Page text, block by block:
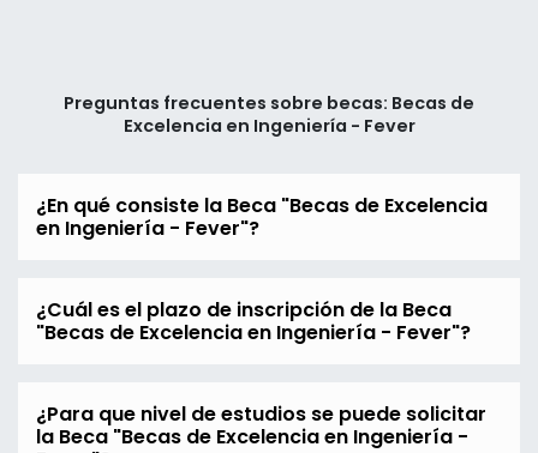
Preguntas frecuentes sobre becas: Becas de
Excelencia en Ingeniería - Fever
¿En qué consiste la Beca "Becas de Excelencia
en Ingeniería - Fever"?
¿Cuál es el plazo de inscripción de la Beca
"Becas de Excelencia en Ingeniería - Fever"?
¿Para que nivel de estudios se puede solicitar
la Beca "Becas de Excelencia en Ingeniería -